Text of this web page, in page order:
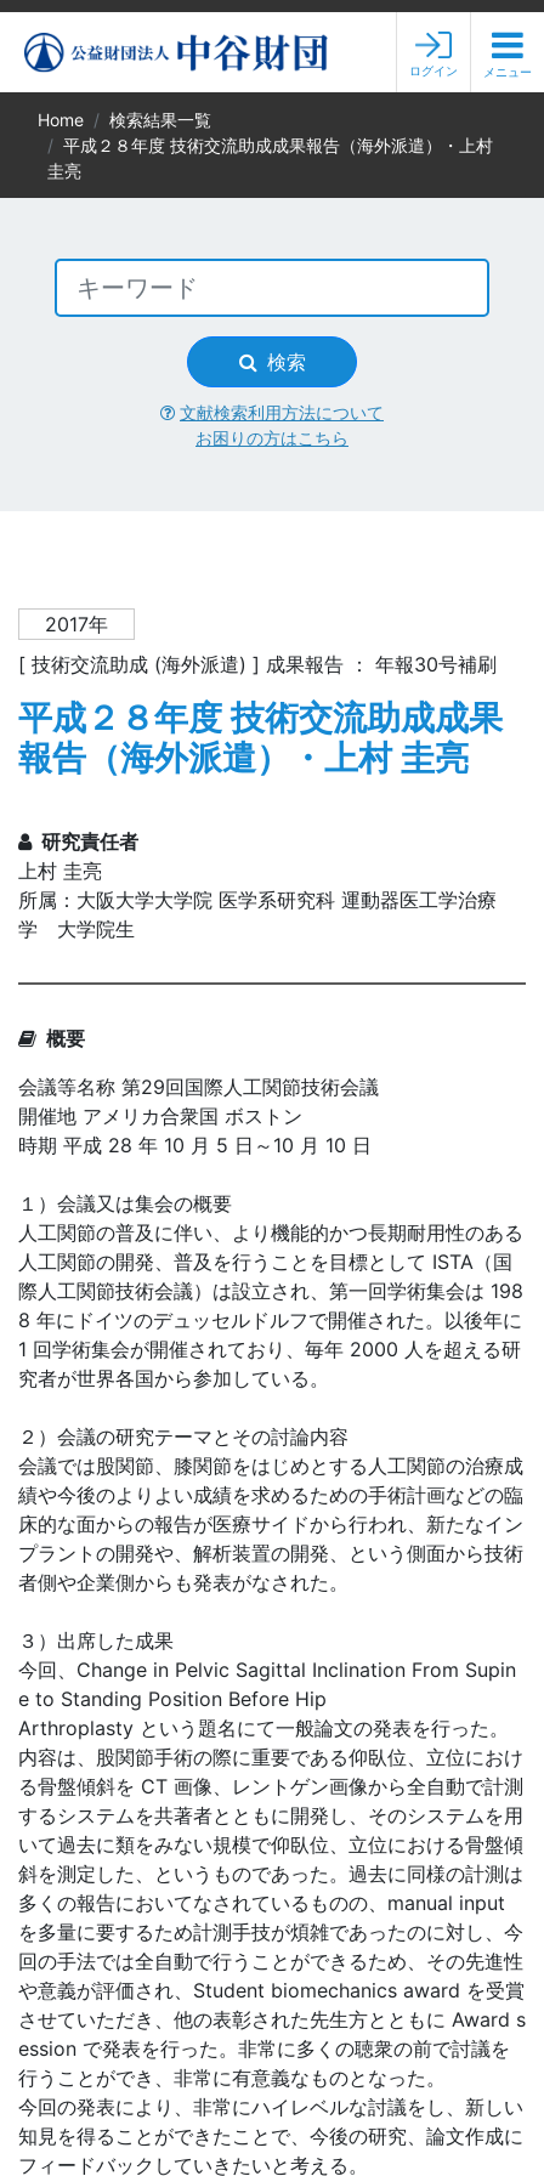
ログイン メニュー
Home
検索結果一覧
平成２８年度 技術交流助成成果報告（海外派遣）・上村
圭亮
検索
文献検索利用方法について
お困りの方はこちら
2017年
[ 技術交流助成 (海外派遣) ] 成果報告 ： 年報30号補刷
平成２８年度 技術交流助成成果
報告（海外派遣）・上村 圭亮
研究責任者
上村 圭亮
所属：大阪大学大学院 医学系研究科 運動器医工学治療
学 大学院生
概要
会議等名称 第29回国際人工関節技術会議
開催地 アメリカ合衆国 ボストン
時期 平成 28 年 10 月 5 日～10 月 10 日
１）会議又は集会の概要
人工関節の普及に伴い、より機能的かつ長期耐用性のある
人工関節の開発、普及を行うことを目標として ISTA（国
際人工関節技術会議）は設立され、第一回学術集会は 198
8 年にドイツのデュッセルドルフで開催された。以後年に
1 回学術集会が開催されており、毎年 2000 人を超える研
究者が世界各国から参加している。
２）会議の研究テーマとその討論内容
会議では股関節、膝関節をはじめとする人工関節の治療成
績や今後のよりよい成績を求めるための手術計画などの臨
床的な面からの報告が医療サイドから行われ、新たなイン
プラントの開発や、解析装置の開発、という側面から技術
者側や企業側からも発表がなされた。
３）出席した成果
今回、Change in Pelvic Sagittal Inclination From Supin
e to Standing Position Before Hip
Arthroplasty という題名にて一般論文の発表を行った。
内容は、股関節手術の際に重要である仰臥位、立位におけ
る骨盤傾斜を CT 画像、レントゲン画像から全自動で計測
するシステムを共著者とともに開発し、そのシステムを用
いて過去に類をみない規模で仰臥位、立位における骨盤傾
斜を測定した、というものであった。過去に同様の計測は
多くの報告においてなされているものの、manual input
を多量に要するため計測手技が煩雑であったのに対し、今
回の手法では全自動で行うことができるため、その先進性
や意義が評価され、Student biomechanics award を受賞
させていただき、他の表彰された先生方とともに Award s
ession で発表を行った。非常に多くの聴衆の前で討議を
行うことができ、非常に有意義なものとなった。
今回の発表により、非常にハイレベルな討議をし、新しい
知見を得ることができたことで、今後の研究、論文作成に
フィードバックしていきたいと考える。